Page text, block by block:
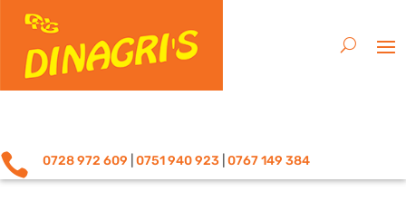
 0728 972 609 0751 940 923 0767 149 384